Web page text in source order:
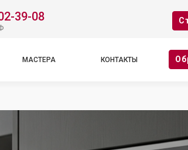
39-08
МАСТЕРА КОНТАКТЫ